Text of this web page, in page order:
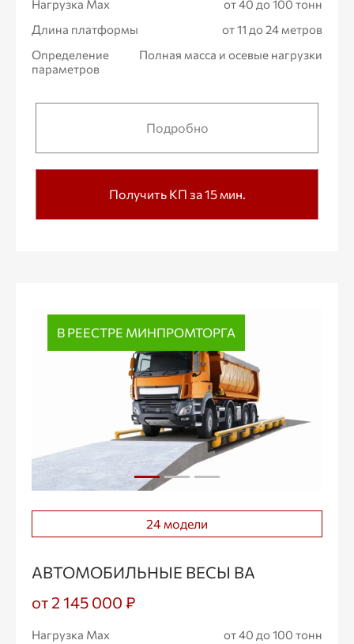
Нагрузка Max
от 40 до 100 тонн
Длина платформы
от 11 до 24 метров
Определение
параметров
Полная масса и осевые нагрузки
Подробно
Получить КП за 15 мин.
В РЕЕСТРЕ МИНПРОМТОРГА
24 модели
АВТОМОБИЛЬНЫЕ ВЕСЫ ВА
от 2 145 000 ₽
Нагрузка Max
от 40 до 100 тонн